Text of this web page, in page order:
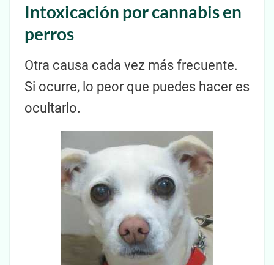
Intoxicación por cannabis en
perros
Otra causa cada vez más frecuente.
Si ocurre, lo peor que puedes hacer es
ocultarlo.